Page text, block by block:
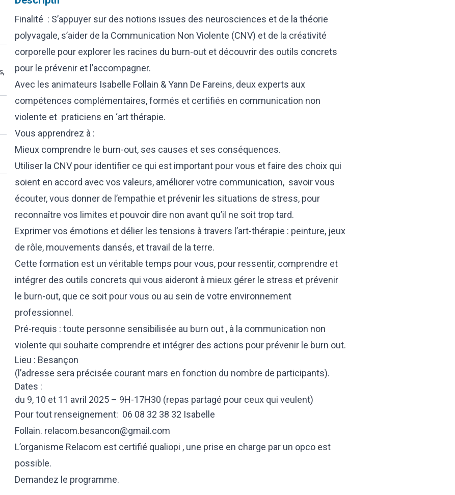
Finalité : S’appuyer sur des notions issues des neurosciences et de la théorie
polyvagale, s’aider de la Communication Non Violente (CNV) et de la créativité
corporelle pour explorer les racines du burn-out et découvrir des outils concrets
pour le prévenir et l’accompagner.
Avec les animateurs Isabelle Follain & Yann De Fareins, deux experts aux
compétences complémentaires, formés et certifiés en communication non
violente et praticiens en ‘art thérapie.
Vous apprendrez à :
Mieux comprendre le burn-out, ses causes et ses conséquences.
Utiliser la CNV pour identifier ce qui est important pour vous et faire des choix qui
soient en accord avec vos valeurs, améliorer votre communication, savoir vous
écouter, vous donner de l’empathie et prévenir les situations de stress, pour
reconnaître vos limites et pouvoir dire non avant qu’il ne soit trop tard.
Exprimer vos émotions et délier les tensions à travers l’art-thérapie : peinture, jeux
de rôle, mouvements dansés, et travail de la terre.
Cette formation est un véritable temps pour vous, pour ressentir, comprendre et
intégrer des outils concrets qui vous aideront à mieux gérer le stress et prévenir
le burn-out, que ce soit pour vous ou au sein de votre environnement
professionnel.
Pré-requis : toute personne sensibilisée au burn out , à la communication non
violente qui souhaite comprendre et intégrer des actions pour prévenir le burn out.
Lieu : Besançon
(l’adresse sera précisée courant mars en fonction du nombre de participants).
Dates :
du 9, 10 et 11 avril 2025 – 9H-17H30 (repas partagé pour ceux qui veulent)
Pour tout renseignement: 06 08 32 38 32 Isabelle
Follain. relacom.besancon@gmail.com
L’organisme Relacom est certifié qualiopi , une prise en charge par un opco est
possible.
Demandez le programme.